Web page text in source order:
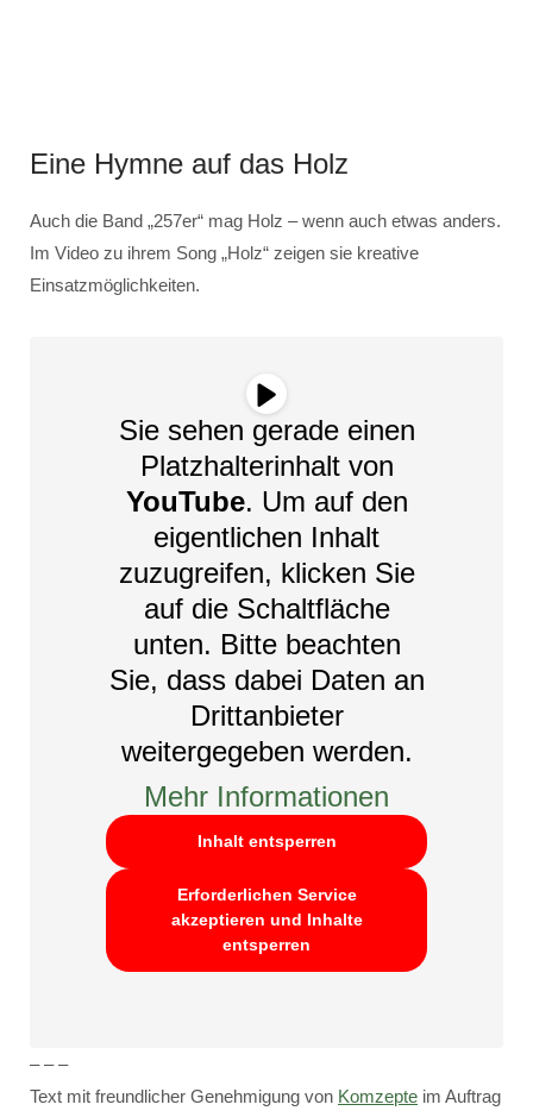
Eine Hymne auf das Holz
Auch die Band „257er“ mag Holz – wenn auch etwas anders.
Im Video zu ihrem Song „Holz“ zeigen sie kreative
Einsatzmöglichkeiten.
Sie sehen gerade einen
Platzhalterinhalt von
YouTube. Um auf den
eigentlichen Inhalt
zuzugreifen, klicken Sie
auf die Schaltfläche
unten. Bitte beachten
Sie, dass dabei Daten an
Drittanbieter
weitergegeben werden.
Mehr Informationen
Inhalt entsperren
Erforderlichen Service
akzeptieren und Inhalte
entsperren
– – –
Text mit freundlicher Genehmigung von Komzepte im Auftrag